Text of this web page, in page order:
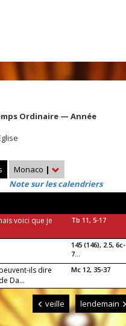
Ordinaire — Année
Monaco |
Note sur les calendriers
voici que je
Tb 11, 5-17
145 (146), 2.5, 6c-
7...
ils dire
Da...
Mc 12, 35-37
veille lendemain